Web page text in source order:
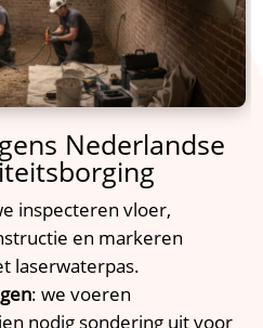
Nederlandse
inspecteren vloer,
en markeren
laserwaterpas.​
: we voeren
nodig sondering uit voor